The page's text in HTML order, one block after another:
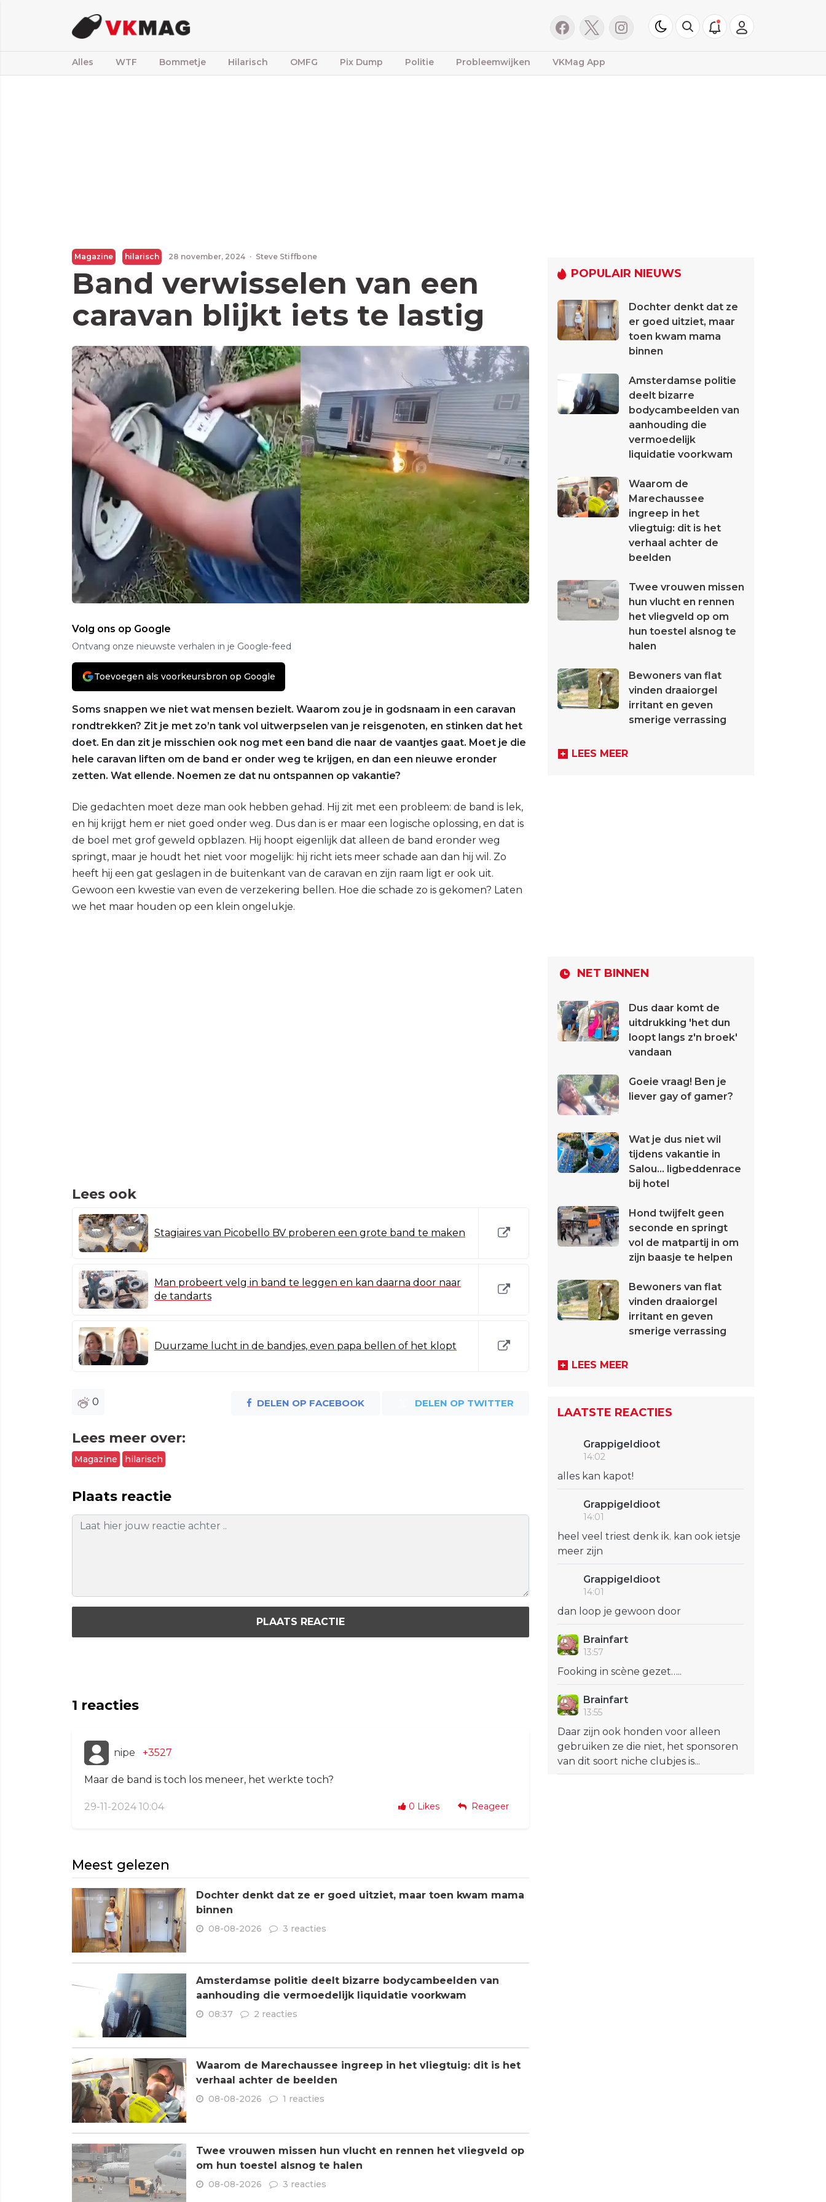
Alles WTF Bommetje Hilarisch OMFG Pix Dump Politie Probleemwijken VKMag App
Magazine hilarisch 28 november, 2024 · Steve Stiffbone
Band verwisselen van een
caravan blijkt iets te lastig
Volg ons op Google
Ontvang onze nieuwste verhalen in je Google-feed
Toevoegen als voorkeursbron op Google
Soms snappen we niet wat mensen bezielt. Waarom zou je in godsnaam in een caravan
rondtrekken? Zit je met zo’n tank vol uitwerpselen van je reisgenoten, en stinken dat het
doet. En dan zit je misschien ook nog met een band die naar de vaantjes gaat. Moet je die
hele caravan liften om de band er onder weg te krijgen, en dan een nieuwe eronder
zetten. Wat ellende. Noemen ze dat nu ontspannen op vakantie?
Die gedachten moet deze man ook hebben gehad. Hij zit met een probleem: de band is lek,
en hij krijgt hem er niet goed onder weg. Dus dan is er maar een logische oplossing, en dat is
de boel met grof geweld opblazen. Hij hoopt eigenlijk dat alleen de band eronder weg
springt, maar je houdt het niet voor mogelijk: hij richt iets meer schade aan dan hij wil. Zo
heeft hij een gat geslagen in de buitenkant van de caravan en zijn raam ligt er ook uit.
Gewoon een kwestie van even de verzekering bellen. Hoe die schade zo is gekomen? Laten
we het maar houden op een klein ongelukje.
Lees ook
Stagiaires van Picobello BV proberen een grote band te maken
Man probeert velg in band te leggen en kan daarna door naar
de tandarts
Duurzame lucht in de bandjes, even papa bellen of het klopt
0 DELEN OP FACEBOOK DELEN OP TWITTER
Lees meer over:
Magazine hilarisch
Plaats reactie
PLAATS REACTIE
1 reacties
nipe +3527
Maar de band is toch los meneer, het werkte toch?
29-11-2024 10:04 0 Likes Reageer
Meest gelezen
Dochter denkt dat ze er goed uitziet, maar toen kwam mama
binnen
08-08-2026 3 reacties
Amsterdamse politie deelt bizarre bodycambeelden van
aanhouding die vermoedelijk liquidatie voorkwam
08:37 2 reacties
Waarom de Marechaussee ingreep in het vliegtuig: dit is het
verhaal achter de beelden
08-08-2026 1 reacties
Twee vrouwen missen hun vlucht en rennen het vliegveld op
om hun toestel alsnog te halen
08-08-2026 3 reacties
POPULAIR NIEUWS
Dochter denkt dat ze
er goed uitziet, maar
toen kwam mama
binnen
Amsterdamse politie
deelt bizarre
bodycambeelden van
aanhouding die
vermoedelijk
liquidatie voorkwam
Waarom de
Marechaussee
ingreep in het
vliegtuig: dit is het
verhaal achter de
beelden
Twee vrouwen missen
hun vlucht en rennen
het vliegveld op om
hun toestel alsnog te
halen
Bewoners van flat
vinden draaiorgel
irritant en geven
smerige verrassing
LEES MEER
NET BINNEN
Dus daar komt de
uitdrukking 'het dun
loopt langs z'n broek'
vandaan
Goeie vraag! Ben je
liever gay of gamer?
Wat je dus niet wil
tijdens vakantie in
Salou... ligbeddenrace
bij hotel
Hond twijfelt geen
seconde en springt
vol de matpartij in om
zijn baasje te helpen
Bewoners van flat
vinden draaiorgel
irritant en geven
smerige verrassing
LEES MEER
LAATSTE REACTIES
GrappigeIdioot
14:02
alles kan kapot!
GrappigeIdioot
14:01
heel veel triest denk ik. kan ook ietsje
meer zijn
GrappigeIdioot
14:01
dan loop je gewoon door
Brainfart
13:57
Fooking in scène gezet…..
Brainfart
13:55
Daar zijn ook honden voor alleen
gebruiken ze die niet, het sponsoren
van dit soort niche clubjes is...